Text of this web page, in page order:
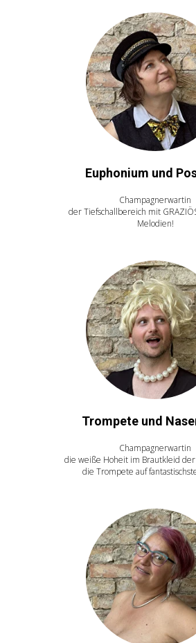
Euphonium und
Champagnerwartin
der Tiefschallbereich mit
Melodien!
Trompete und
Champagnerwartin
die weiße Hoheit im Brautkleid der
die Trompete auf